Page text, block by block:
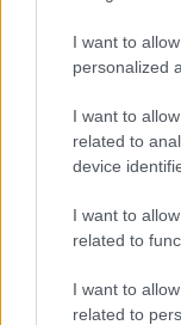
I want to
personalized
I want to
related to
device
I want to
related to
I want to
related to
ανθρώπους
Αυτή είναι η
με ψηφοφορία
βρίσκεται η